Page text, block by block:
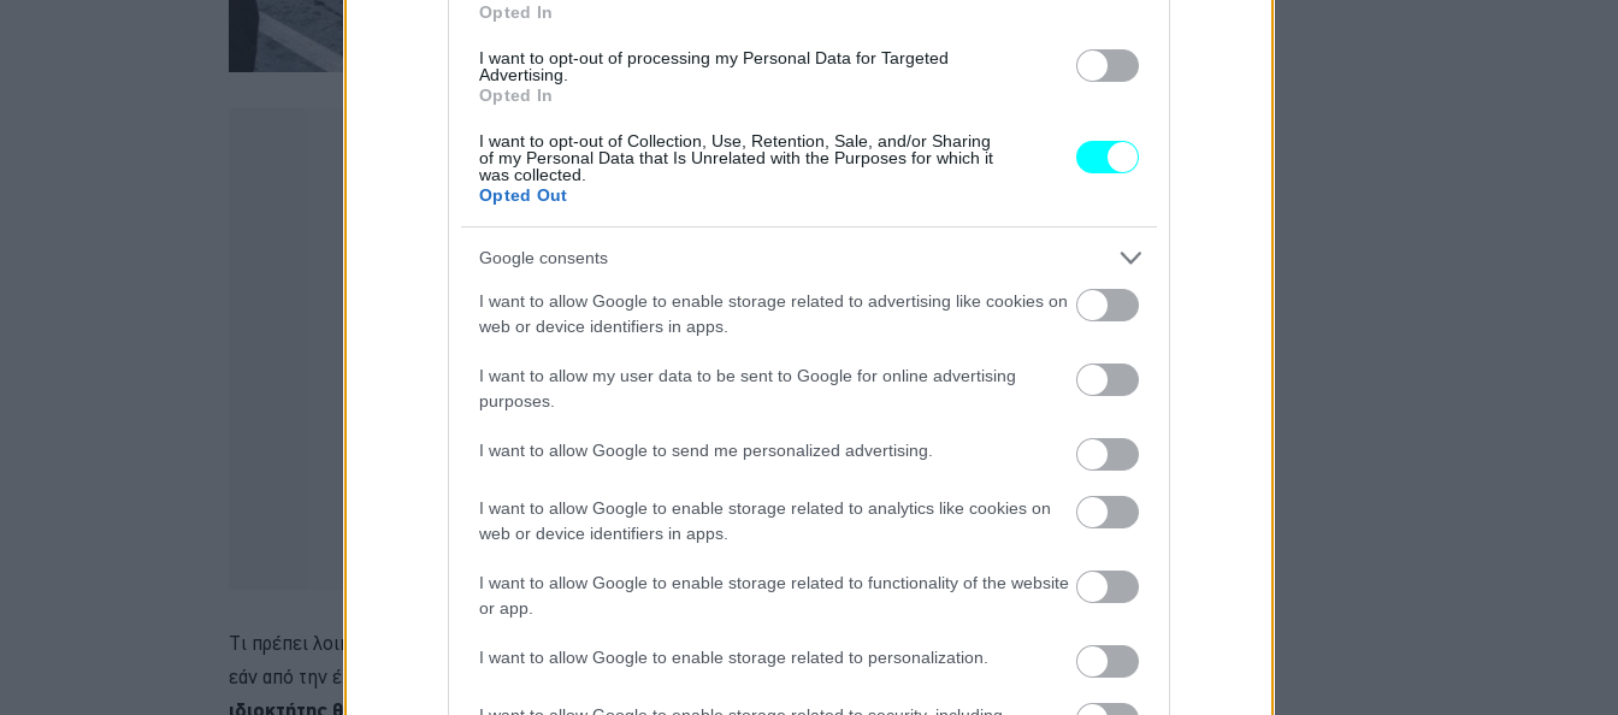
Opted In
I want to opt-out of processing my Personal Data for Targeted
Advertising.
Opted In
I want to opt-out of Collection, Use, Retention, Sale, and/or Sharing
of my Personal Data that Is Unrelated with the Purposes for which it
was collected.
Opted Out
Google consents
I want to allow Google to enable storage related to advertising like cookies on
web or device identifiers in apps.
I want to allow my user data to be sent to Google for online advertising
purposes.
I want to allow Google to send me personalized advertising.
I want to allow Google to enable storage related to analytics like cookies on
web or device identifiers in apps.
I want to allow Google to enable storage related to functionality of the website
or app.
I want to allow Google to enable storage related to personalization.
Τι πρέπει λοιπόν να κάνουν οι ιδιοκτήτες των οχημάτων για να αποζημιωθούν; Κατ’ αρχάς,
εάν από την έκρηξη έχουν σπάσει μόνο τα τζάμια του κάθε αυτοκινήτου,
ιδιοκτήτης θα πρέπει να κάνει χρήση της κάλυψης Θραύσης κρυστάλλων από την